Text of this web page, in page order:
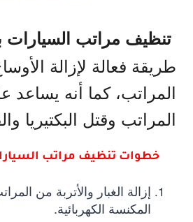
تنظيف مراتب السيارات
طريقة فعالة لإزالة
المراتب، كما أنه يساعد
المراتب وقتل البكتيريا
خطوات تنظيف مراتب
إزالة الغبار والأتربة من
المكنسة الكهربائية.